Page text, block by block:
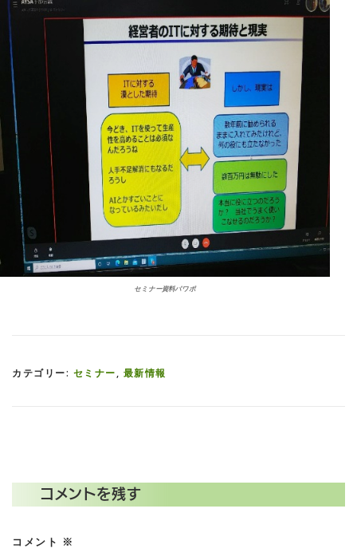
セミナー資料パワポ
カテゴリー: セミナー, 最新情報
コメントを残す
コメント ※